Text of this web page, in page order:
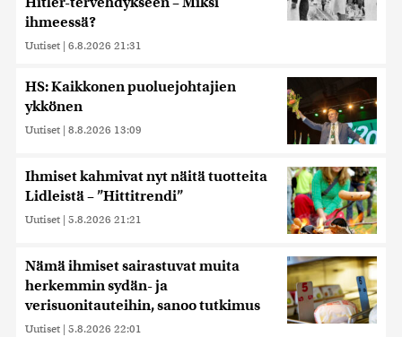
ihmeessä?
Uutiset | 6.8.2026 21:31
HS: Kaikkonen puoluejohtajien
ykkönen
Uutiset | 8.8.2026 13:09
Ihmiset kahmivat nyt näitä tuotteita
Lidleistä – ”Hittitrendi”
Uutiset | 5.8.2026 21:21
Nämä ihmiset sairastuvat muita
herkemmin sydän- ja
verisuonitauteihin, sanoo tutkimus
Uutiset | 5.8.2026 22:01